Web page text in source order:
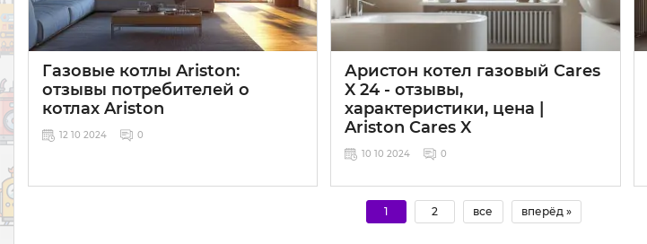
Газовые котлы Ariston:
отзывы потребителей о
котлах Ariston
12 10 2024 0
Аристон котел газовый Cares
X 24 - отзывы,
характеристики, цена |
Ariston Cares X
10 10 2024 0
1 2 все вперёд »